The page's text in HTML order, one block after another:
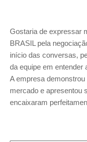
Gostaria de expressar
BRASIL pela
início das conversas,
da equipe em entender
A empresa
mercado e apresentou
encaixaram